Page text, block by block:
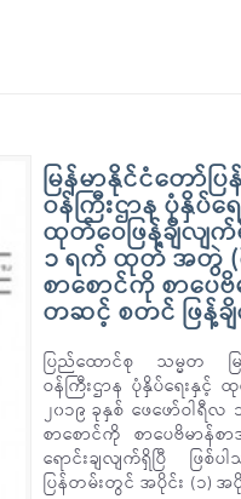
မြန်မာနိုင်ငံတော်ပြ
ဝန်ကြီးဌာန ပုံနှိပ်
ထုတ်ဝေဖြန့်ချိလျက်
၁ ရက် ထုတ် အတွဲ (၇
စာစောင်ကို စာပေ
တဆင့် စတင် ဖြန့်ချိ
ပြည်ထောင်စု သမ္မတ မြန်
ဝန်ကြီးဌာန ပုံနှိပ်ရေးနှင့်
၂၀၁၉ ခုနှစ် ဖေဖော်ဝါ
စာစောင်ကို စာပေဗိမာန်
ရောင်းချလျက်ရှိပြီ ဖ
ပြန်တမ်းတွင် အပိုင်း (၁) အ